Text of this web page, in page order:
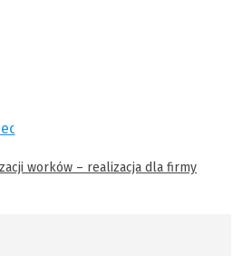
worków – realizacja dla firmy